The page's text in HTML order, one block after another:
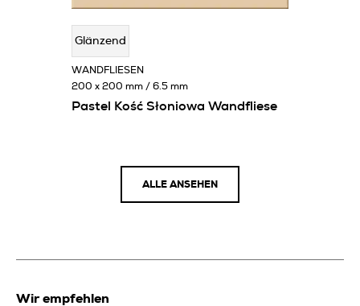
Glänzend
Pastel Kość Słoniowa Wandfliese
WANDFLIESEN
200 x 200 mm / 6.5 mm
ALLE ANSEHEN
Wir empfehlen